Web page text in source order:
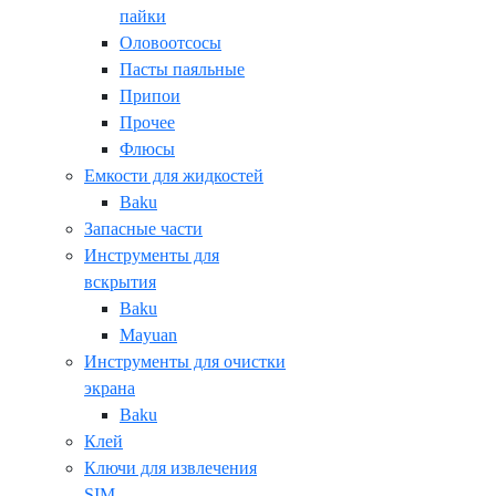
пайки
Оловоотсосы
Пасты паяльные
Припои
Прочее
Флюсы
Емкости для жидкостей
Baku
Запасные части
Инструменты для
вскрытия
Baku
Mayuan
Инструменты для очистки
экрана
Baku
Клей
Ключи для извлечения